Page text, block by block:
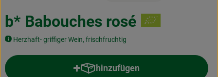
Rezepte
Nützliches
Veranstaltungen
b* Babouches rosé
Herzhaft- griffiger Wein, frischfruchtig
hinzufügen
Produkt zum Warenkorb